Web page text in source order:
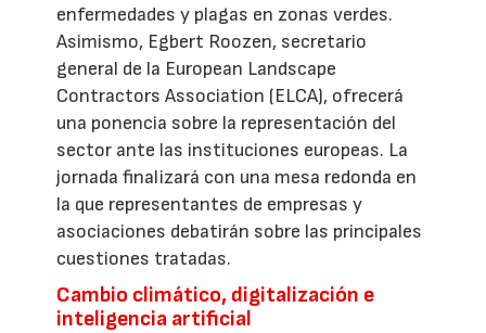
enfermedades y plagas en zonas verdes.
Asimismo, Egbert Roozen, secretario
general de la European Landscape
Contractors Association (ELCA), ofrecerá
una ponencia sobre la representación del
sector ante las instituciones europeas. La
jornada finalizará con una mesa redonda en
la que representantes de empresas y
asociaciones debatirán sobre las principales
cuestiones tratadas.
Cambio climático, digitalización e
inteligencia artificial